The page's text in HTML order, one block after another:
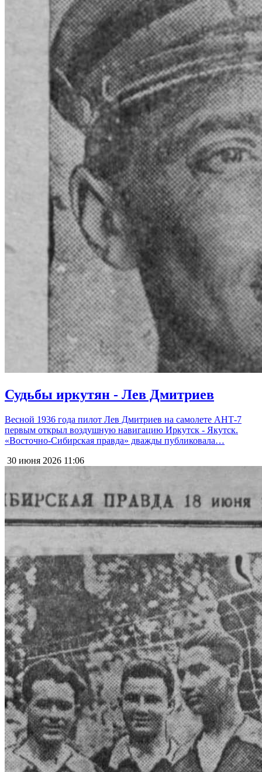
Судьбы иркутян - Лев Дмитриев
Весной 1936 года пилот Лев Дмитриев на самолете АНТ-7
первым открыл воздушную навигацию Иркутск - Якутск.
«Восточно-Сибирская правда» дважды публиковала…
30 июня 2026 11:06